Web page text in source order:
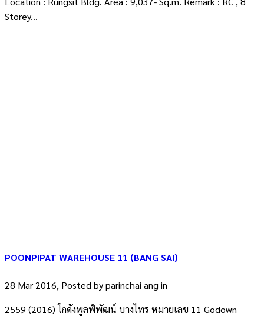
Storey...
POONPIPAT WAREHOUSE 11 (BANG SAI)
28 Mar 2016, Posted byparinchai ang in
2559 (2016) โกดังพูลพิพัฒน์ บางไทร หมายเลข 11 Godown